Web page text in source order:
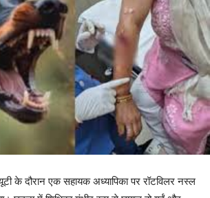
के दौरान एक सहायक अध्यापिका पर रॉटविलर नस्ल